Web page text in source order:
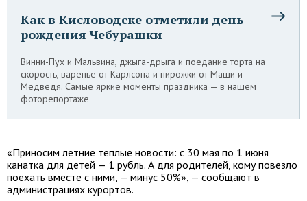
Как в Кисловодске отметили день
рождения Чебурашки
Винни-Пух и Мальвина, джыга-дрыга и поедание торта на
скорость, варенье от Карлсона и пирожки от Маши и
Медведя. Самые яркие моменты праздника — в нашем
фоторепортаже
«Приносим летние теплые новости: с 30 мая по 1 июня
канатка для детей — 1 рубль. А для родителей, кому повезло
поехать вместе с ними, — минус 50%», — сообщают в
администрациях курортов.